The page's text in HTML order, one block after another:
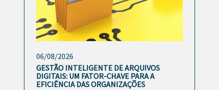
06/08/2026
GESTÃO INTELIGENTE DE ARQUIVOS
DIGITAIS: UM FATOR-CHAVE PARA A
EFICIÊNCIA DAS ORGANIZAÇÕES